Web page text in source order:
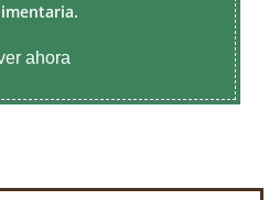
ahora